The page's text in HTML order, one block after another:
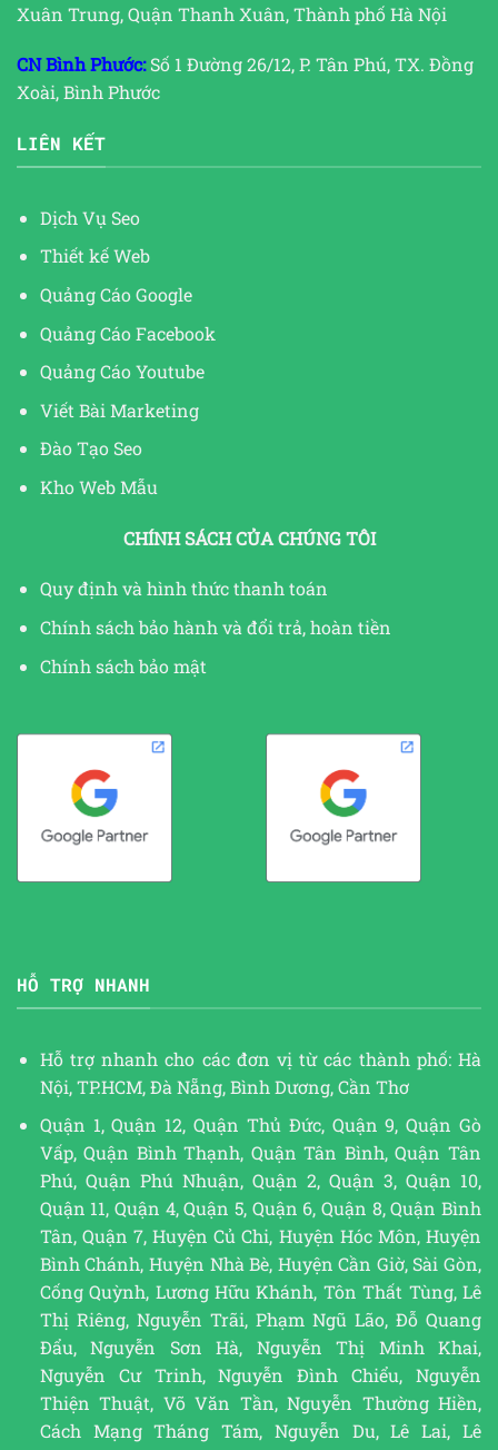
Xuân Trung, Quận Thanh Xuân, Thành phố Hà Nội
CN Bình Phước:Số 1 Đường 26/12, P. Tân Phú, TX. Đồng
Xoài, Bình Phước
LIÊN KẾT
Dịch Vụ Seo
Thiết kế Web
Quảng Cáo Google
Quảng Cáo Facebook
Quảng Cáo Youtube
Viết Bài Marketing
Đào Tạo Seo
Kho Web Mẫu
CHÍNH SÁCH CỦA CHÚNG TÔI
Quy định và hình thức thanh toán
Chính sách bảo hành và đổi trả, hoàn tiền
Chính sách bảo mật
HỖ TRỢ NHANH
Hỗ trợ nhanh cho các đơn vị từ các thành phố: Hà
Nội, TP.HCM, Đà Nẵng, Bình Dương, Cần Thơ
Quận 1, Quận 12, Quận Thủ Đức, Quận 9, Quận Gò
Vấp, Quận Bình Thạnh, Quận Tân Bình, Quận Tân
Phú, Quận Phú Nhuận, Quận 2, Quận 3, Quận 10,
Quận 11, Quận 4, Quận 5, Quận 6, Quận 8, Quận Bình
Tân, Quận 7, Huyện Củ Chi, Huyện Hóc Môn, Huyện
Bình Chánh, Huyện Nhà Bè, Huyện Cần Giờ, Sài Gòn,
Cống Quỳnh, Lương Hữu Khánh, Tôn Thất Tùng, Lê
Thị Riêng, Nguyễn Trãi, Phạm Ngũ Lão, Đỗ Quang
Đẩu, Nguyễn Sơn Hà, Nguyễn Thị Minh Khai,
Nguyễn Cư Trinh, Nguyễn Đình Chiểu, Nguyễn
Thiện Thuật, Võ Văn Tần, Nguyễn Thường Hiền,
Cách Mạng Tháng Tám, Nguyễn Du, Lê Lai, Lê